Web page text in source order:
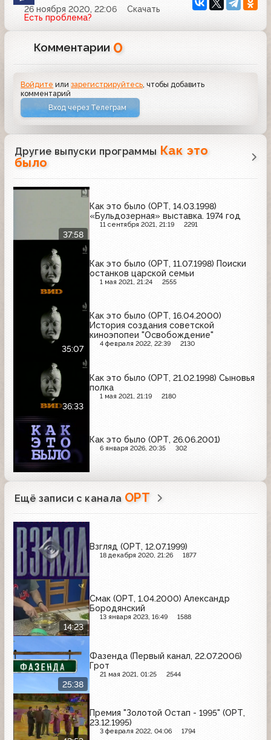
26 ноября 2020, 22:06
Скачать
Есть проблема?
Комментарии 0
Войдите илизарегистрируйтесь, чтобы добавить
комментарий
Вход через Телеграм
Другие выпуски программы Как это
было
37:58
Как это было (ОРТ, 14.03.1998)
«Бульдозерная» выставка. 1974 год
11 сентября 2021, 21:19 2291
Как это было (ОРТ, 11.07.1998) Поиски
останков царской семьи
1 мая 2021, 21:24 2555
35:07
Как это было (ОРТ, 16.04.2000)
История создания советской
киноэпопеи "Освобождение"
4 февраля 2022, 22:39 2130
36:33
Как это было (ОРТ, 21.02.1998) Сыновья
полка
1 мая 2021, 21:19 2180
Как это было (ОРТ, 26.06.2001)
6 января 2026, 20:35 302
Ещё записи с канала ОРТ
Взгляд (ОРТ, 12.07.1999)
18 декабря 2020, 21:26 1877
14:23
Смак (ОРТ, 1.04.2000) Александр
Бородянский
13 января 2023, 16:49 1588
25:38
Фазенда (Первый канал, 22.07.2006)
Грот
21 мая 2021, 01:25 2544
Премия "Золотой Остап - 1995" (ОРТ,
23.12.1995)
3 февраля 2022, 04:06 1794